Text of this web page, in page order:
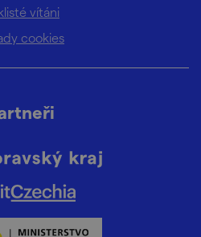
vítáni
cookies